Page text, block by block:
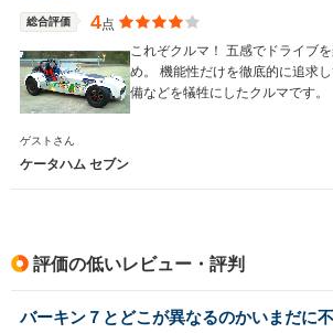
WLTCモード
燃費
駆動方式 FR
総合評価 4点
これぞクルマ！ 五感でドライブ
め。 機能性だけを徹底的に追求
備などを犠牲にしたクルマです。
ゲストさん
ケータハム セブン
評価の低いレビュー・評判
バーキン７とどこが異なるのかいまだに